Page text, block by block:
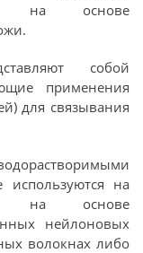
на основе
собой
применения
для связывания
используются на
на основе
нейлоновых
волокнах либо